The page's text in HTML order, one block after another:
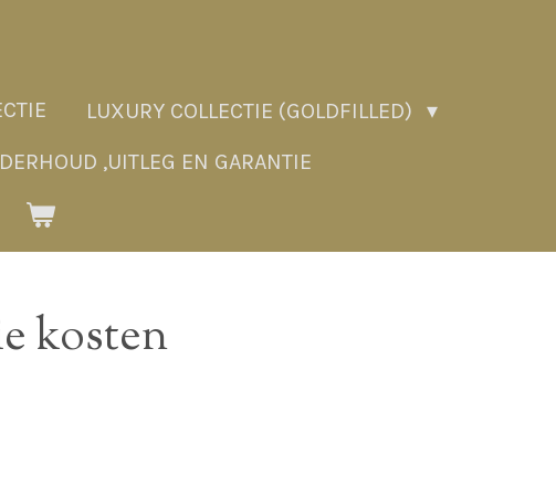
LUXURY COLLECTIE (GOLDFILLED)
,UITLEG EN GARANTIE
kosten